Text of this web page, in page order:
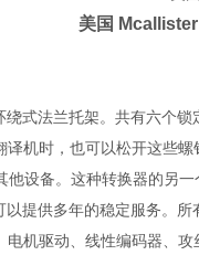
美国
式法兰托架。共有六个锁
机时，也可以松开这些
设备。这种转换器的另
提供多年的稳定服务。
机驱动、线性编码器、攻